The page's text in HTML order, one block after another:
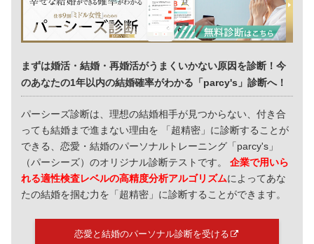
まずは婚活・結婚・再婚活がうまくいかない原因を診断！今
のあなたの1年以内の結婚確率がわかる「parcy's」診断へ！
パーシーズ診断は、理想の結婚相手が見つからない、付き合
っても結婚まで進まない理由を 「超精密」に診断することが
できる、恋愛・結婚のパーソナルトレーニング「parcy's」
（パーシーズ）のオリジナル診断テストです。企業で用いら
れる適性検査レベルの高精度分析アルゴリズムによってあな
たの結婚を掴む力を「超精密」に診断することができます。
恋愛と結婚のパーソナル診断を受ける